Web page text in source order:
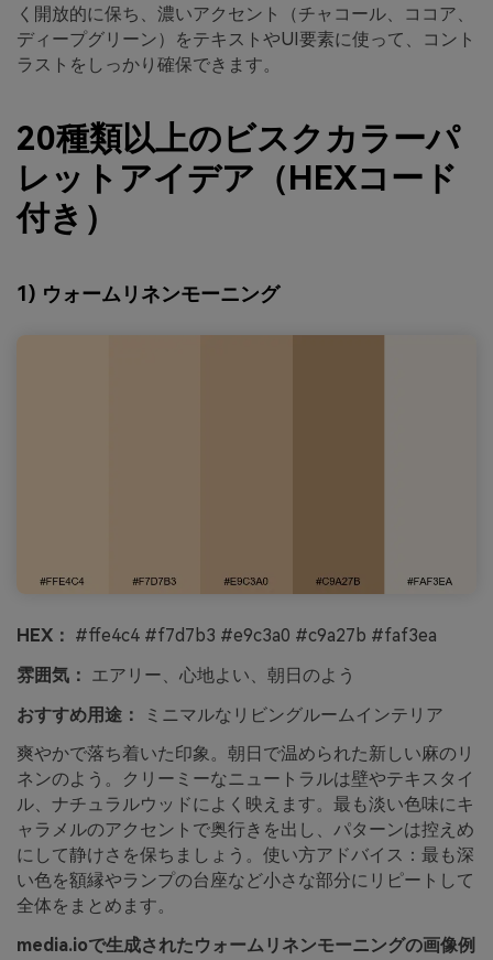
く開放的に保ち、濃いアクセント（チャコール、ココア、
ディープグリーン）をテキストやUI要素に使って、コント
ラストをしっかり確保できます。
20種類以上のビスクカラーパ
レットアイデア（HEXコード
付き）
1) ウォームリネンモーニング
HEX： #ffe4c4 #f7d7b3 #e9c3a0 #c9a27b #faf3ea
雰囲気： エアリー、心地よい、朝日のよう
おすすめ用途：
ミニマルなリビングルームインテリア
爽やかで落ち着いた印象。朝日で温められた新しい麻のリ
ネンのよう。クリーミーなニュートラルは壁やテキスタイ
ル、ナチュラルウッドによく映えます。最も淡い色味にキ
ャラメルのアクセントで奥行きを出し、パターンは控えめ
にして静けさを保ちましょう。使い方アドバイス：最も深
い色を額縁やランプの台座など小さな部分にリピートして
全体をまとめます。
media.ioで生成されたウォームリネンモーニングの画像例